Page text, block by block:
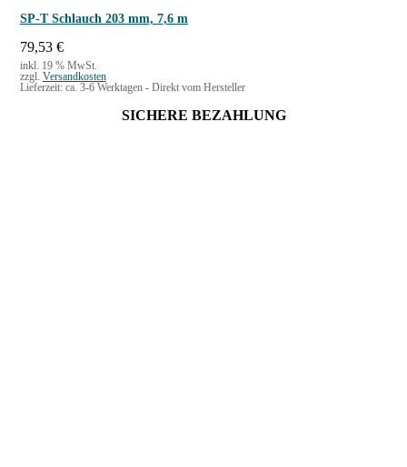
SP-T Schlauch 203 mm, 7,6 m
79,53 €
inkl. 19 % MwSt.
zzgl. Versandkosten
Lieferzeit: ca. 3-6 Werktagen - Direkt vom Hersteller
SICHERE BEZAHLUNG